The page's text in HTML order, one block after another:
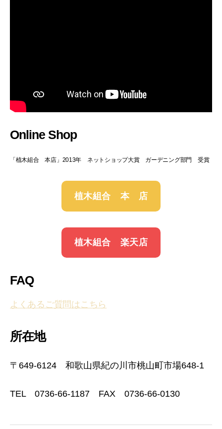
Online Shop
「植木組合 本店」2013年 ネットショップ大賞 ガーデニング部門 受賞
植木組合 本 店
植木組合 楽天店
FAQ
よくあるご質問はこちら
所在地
〒649-6124 和歌山県紀の川市桃山町市場648-1
TEL 0736-66-1187 FAX 0736-66-0130